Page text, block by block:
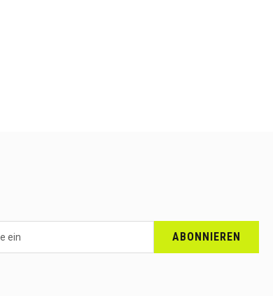
ABONNIEREN